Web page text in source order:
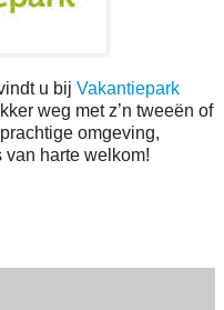
u bij Vakantiepark
weg met z’n tweeën of
omgeving,
harte welkom!